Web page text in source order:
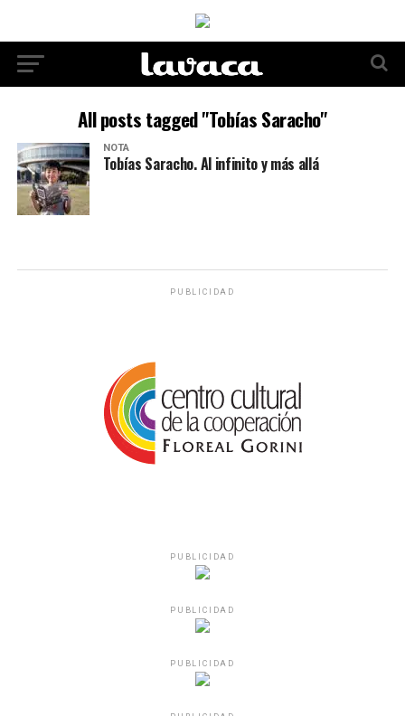
All posts tagged "Tobías Saracho"
NOTA
Tobías Saracho. Al infinito y más allá
PUBLICIDAD
PUBLICIDAD
PUBLICIDAD
PUBLICIDAD